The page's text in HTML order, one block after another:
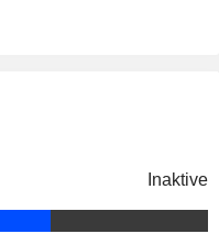
Inaktive